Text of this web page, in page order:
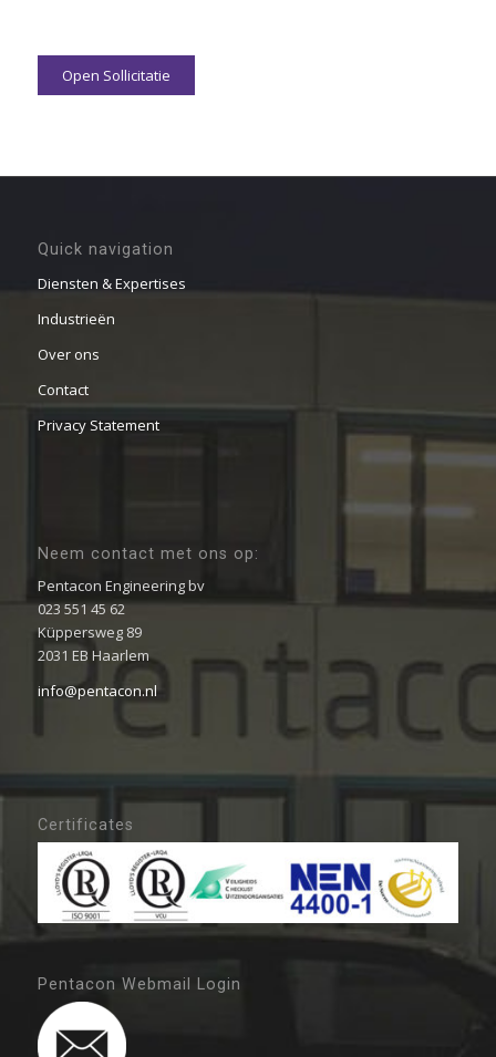
Open Sollicitatie
Quick navigation
Diensten & Expertises
Industrieën
Over ons
Contact
Privacy Statement
Neem contact met ons op:
Pentacon Engineering bv
023 551 45 62
Küppersweg 89
2031 EB Haarlem
info@pentacon.nl
Certificates
Pentacon Webmail Login